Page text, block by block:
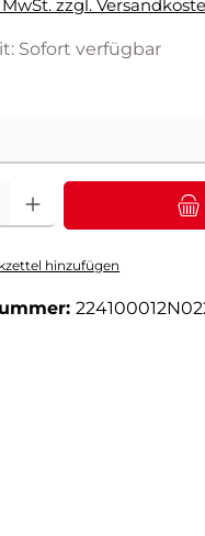
zzgl.
Sofort verfügbar
Gib den gewünschten
hinzufügen